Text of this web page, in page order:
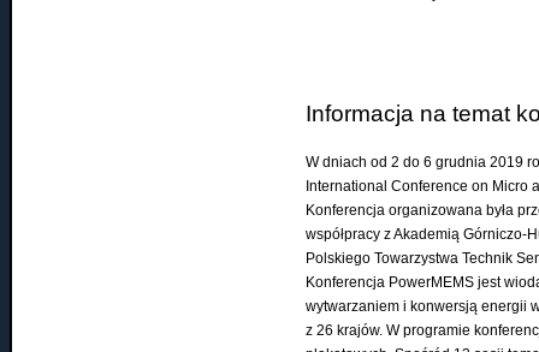
Informacja na temat
W dniach od 2 do 6 grudnia 2019
International Conference on Micro
Konferencja organizowana była
współpracy z Akademią Górniczo-
Polskiego Towarzystwa Technik
Konferencja PowerMEMS jest
wytwarzaniem i konwersją energii
z 26 krajów. W programie